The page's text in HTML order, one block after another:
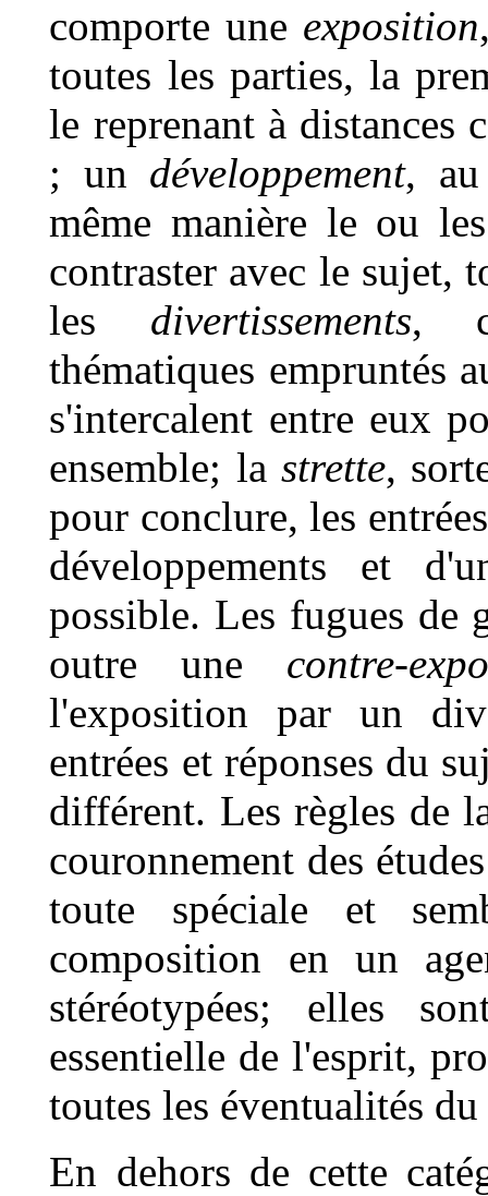
comporte une exposition
toutes les parties, la
le reprenant à distances
; un développement, au
même manière le ou
contraster avec le sujet,
les divertissements,
thématiques empruntés
s'intercalent entre eux
ensemble; la strette,
pour conclure, les
développements et
possible. Les fugues de
outre une contre-
l'exposition par un
entrées et réponses du
différent. Les règles de
couronnement des
toute spéciale et
composition en un
stéréotypées; elles
essentielle de l'esprit,
toutes les éventualités
En dehors de cette